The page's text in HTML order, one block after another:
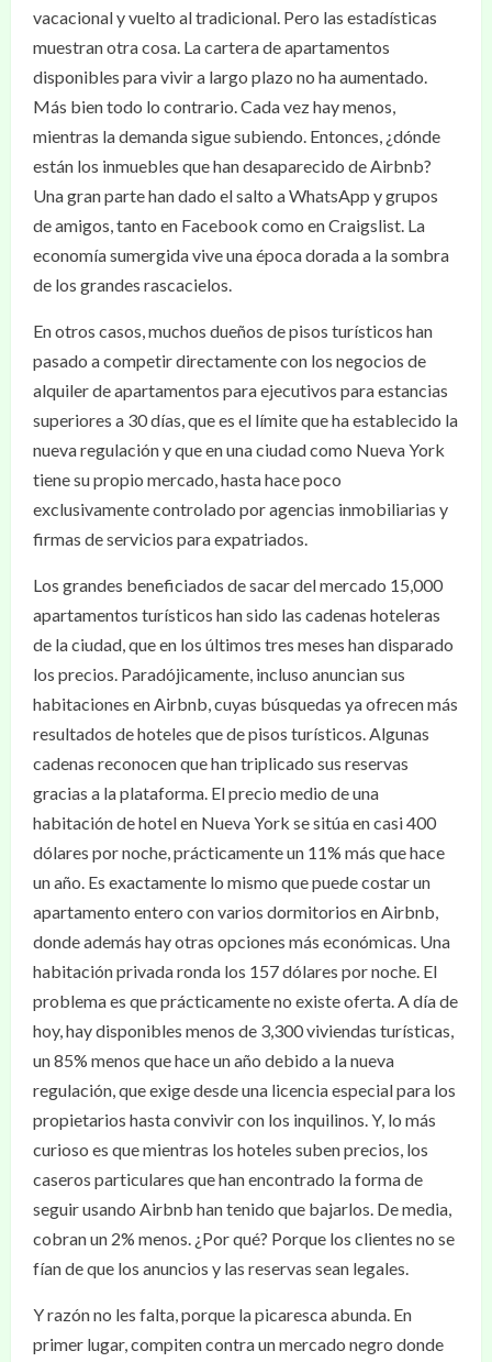
vacacional y vuelto al tradicional. Pero las estadísticas
muestran otra cosa. La cartera de apartamentos
disponibles para vivir a largo plazo no ha aumentado.
Más bien todo lo contrario. Cada vez hay menos,
mientras la demanda sigue subiendo. Entonces, ¿dónde
están los inmuebles que han desaparecido de Airbnb?
Una gran parte han dado el salto a WhatsApp y grupos
de amigos, tanto en Facebook como en Craigslist. La
economía sumergida vive una época dorada a la sombra
de los grandes rascacielos.
En otros casos, muchos dueños de pisos turísticos han
pasado a competir directamente con los negocios de
alquiler de apartamentos para ejecutivos para estancias
superiores a 30 días, que es el límite que ha establecido la
nueva regulación y que en una ciudad como Nueva York
tiene su propio mercado, hasta hace poco
exclusivamente controlado por agencias inmobiliarias y
firmas de servicios para expatriados.
Los grandes beneficiados de sacar del mercado 15,000
apartamentos turísticos han sido las cadenas hoteleras
de la ciudad, que en los últimos tres meses han disparado
los precios. Paradójicamente, incluso anuncian sus
habitaciones en Airbnb, cuyas búsquedas ya ofrecen más
resultados de hoteles que de pisos turísticos. Algunas
cadenas reconocen que han triplicado sus reservas
gracias a la plataforma. El precio medio de una
habitación de hotel en Nueva York se sitúa en casi 400
dólares por noche, prácticamente un 11% más que hace
un año. Es exactamente lo mismo que puede costar un
apartamento entero con varios dormitorios en Airbnb,
donde además hay otras opciones más económicas. Una
habitación privada ronda los 157 dólares por noche. El
problema es que prácticamente no existe oferta. A día de
hoy, hay disponibles menos de 3,300 viviendas turísticas,
un 85% menos que hace un año debido a la nueva
regulación, que exige desde una licencia especial para los
propietarios hasta convivir con los inquilinos. Y, lo más
curioso es que mientras los hoteles suben precios, los
caseros particulares que han encontrado la forma de
seguir usando Airbnb han tenido que bajarlos. De media,
cobran un 2% menos. ¿Por qué? Porque los clientes no se
fían de que los anuncios y las reservas sean legales.
Y razón no les falta, porque la picaresca abunda. En
primer lugar, compiten contra un mercado negro donde